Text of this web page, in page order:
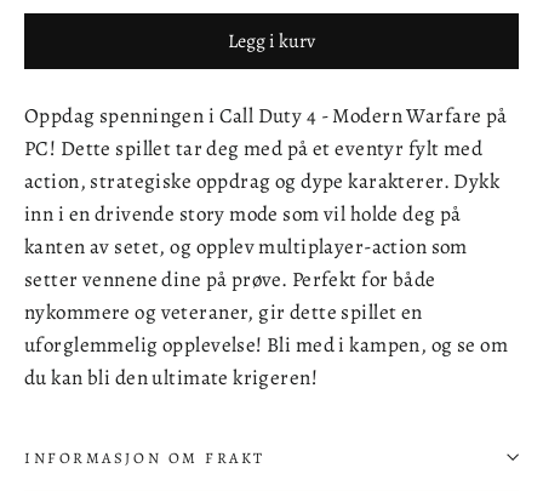
Legg i kurv
Oppdag spenningen i Call Duty 4 - Modern Warfare på
PC! Dette spillet tar deg med på et eventyr fylt med
action, strategiske oppdrag og dype karakterer. Dykk
inn i en drivende story mode som vil holde deg på
kanten av setet, og opplev multiplayer-action som
setter vennene dine på prøve. Perfekt for både
nykommere og veteraner, gir dette spillet en
uforglemmelig opplevelse! Bli med i kampen, og se om
du kan bli den ultimate krigeren!
INFORMASJON OM FRAKT